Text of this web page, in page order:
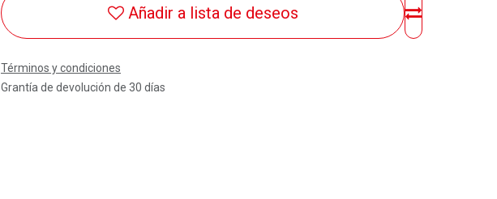
Añadir a lista de deseos
Términos y condiciones
Grantía de devolución de 30 días